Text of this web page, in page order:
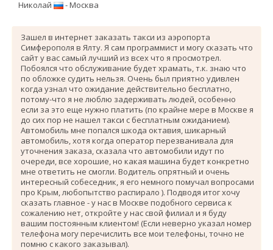
Николай - Москва
Зашел в интернет заказать такси из аэропорта
Симферополя в Ялту. Я сам программист и могу сказать что
сайт у вас самый лучший из всех что я просмотрел.
Побоялся что обслуживание будет храмать, т.к. знаю что
по обложке судить нельзя. Очень был приятно удивлен
когда узнал что ожидание действительно бесплатно,
потому-что я не люблю задерживать людей, особенно
если за это еще нужно платить (по крайне мере в Москве я
до сих пор не нашел такси с бесплатным ожиданием).
Автомобиль мне попался шкода октавия, шикарный
автомобиль, хотя когда оператор перезванивала для
уточнения заказа, сказала что автомобили идут по
очереди, все хорошие, но какая машина будет конкретно
мне ответить не смогли. Водитель опрятный и очень
интересный собеседник, я его немного помучал вопросами
про Крым, любопытство распирало ). Подводя итог хочу
сказать главное - у нас в Москве подобного сервиса к
сожалению нет, откройте у нас свой филиал и я буду
вашим постоянным клиентом! (Если неверно указал номер
телефона могу перечислить все мои телефоны, точно не
помню с какого заказывал).